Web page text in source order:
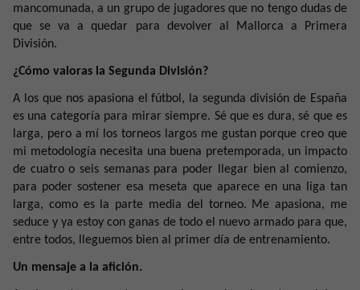
mancomunada, a un grupo de jugadores que no tengo dudas de
que se va a quedar para devolver al Mallorca a Primera
División.
¿Cómo valoras la Segunda División?
A los que nos apasiona el fútbol, la segunda división de España
es una categoría para mirar siempre. Sé que es dura, sé que es
larga, pero a mí los torneos largos me gustan porque creo que
mi metodología necesita una buena pretemporada, un impacto
de cuatro o seis semanas para poder llegar bien al comienzo,
para poder sostener esa meseta que aparece en una liga tan
larga, como es la parte media del torneo. Me apasiona, me
seduce y ya estoy con ganas de todo el nuevo armado para que,
entre todos, lleguemos bien al primer día de entrenamiento.
Un mensaje a la afición.